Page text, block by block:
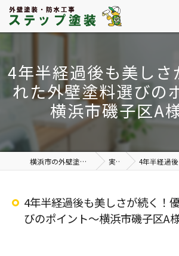
4年半経過後も美しさ
れた外壁塗料選びの
横浜市磯子区A
横浜市の外壁塗装なら有限会社ステップ塗装 実績紹介 4年半経過後も美しさが続く！
4年半経過後も美しさが続く！
びのポイント〜横浜市磯子区A